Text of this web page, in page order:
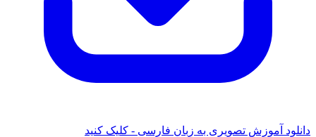
آموزش تصویری به زبان فارسی - کلیک کنید